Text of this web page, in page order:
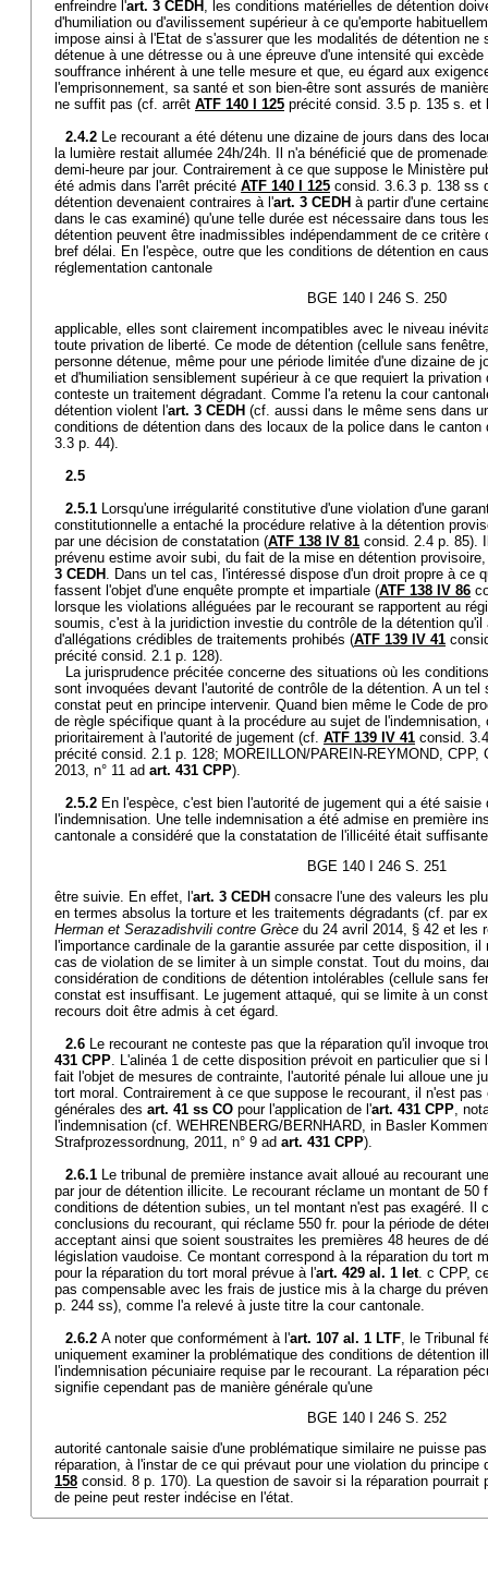
enfreindre l'art. 3 CEDH , les conditions matérielles de détention
d'humiliation ou d'avilissement supérieur à ce qu'emporte
impose ainsi à l'Etat de s'assurer que les modalités de détention ne
détenue à une détresse ou à une épreuve d'une intensité qui
souffrance inhérent à une telle mesure et que, eu égard aux
l'emprisonnement, sa santé et son bien-être sont assurés de
ne suffit pas (cf. arrêt ATF 140 I 125 précité consid. 3.5 p. 135 s. et
2.4.2 Le recourant a été détenu une dizaine de jours dans des
la lumière restait allumée 24h/24h. Il n'a bénéficié que de
demi-heure par jour. Contrairement à ce que suppose le Ministère
été admis dans l'arrêt précité ATF 140 I 125 consid. 3.6.3 p. 138 ss
détention devenaient contraires à l'art. 3 CEDH à partir d'une
dans le cas examiné) qu'une telle durée est nécessaire dans tous
détention peuvent être inadmissibles indépendamment de ce critère
bref délai. En l'espèce, outre que les conditions de détention en
réglementation cantonale
BGE 140 I 246 S. 250
applicable, elles sont clairement incompatibles avec le niveau
toute privation de liberté. Ce mode de détention (cellule sans
personne détenue, même pour une période limitée d'une dizaine de
et d'humiliation sensiblement supérieur à ce que requiert la
conteste un traitement dégradant. Comme l'a retenu la cour
détention violent l'art. 3 CEDH (cf. aussi dans le même sens dans
conditions de détention dans des locaux de la police dans le canton
3.3 p. 44).
2.5
2.5.1 Lorsqu'une irrégularité constitutive d'une violation d'une
constitutionnelle a entaché la procédure relative à la détention
par une décision de constatation (ATF 138 IV 81 consid. 2.4 p. 85).
prévenu estime avoir subi, du fait de la mise en détention
3 CEDH . Dans un tel cas, l'intéressé dispose d'un droit propre à ce
fassent l'objet d'une enquête prompte et impartiale (ATF 138 IV 86
lorsque les violations alléguées par le recourant se rapportent au
soumis, c'est à la juridiction investie du contrôle de la détention qu'il
d'allégations crédibles de traitements prohibés (ATF 139 IV 41
précité consid. 2.1 p. 128).
La jurisprudence précitée concerne des situations où les
sont invoquées devant l'autorité de contrôle de la détention. A un tel
constat peut en principe intervenir. Quand bien même le Code de
de règle spécifique quant à la procédure au sujet de
prioritairement à l'autorité de jugement (cf. ATF 139 IV 41 consid.
précité consid. 2.1 p. 128; MOREILLON/PAREIN-REYMOND, CPP,
2013, n° 11 ad art. 431 CPP).
2.5.2 En l'espèce, c'est bien l'autorité de jugement qui a été saisie
l'indemnisation. Une telle indemnisation a été admise en première
cantonale a considéré que la constatation de l'illicéité était
BGE 140 I 246 S. 251
être suivie. En effet, l'art. 3 CEDH consacre l'une des valeurs les
en termes absolus la torture et les traitements dégradants (cf. par
Herman et Serazadishvili contre Grèce du 24 avril 2014, § 42 et les
l'importance cardinale de la garantie assurée par cette disposition,
cas de violation de se limiter à un simple constat. Tout du moins,
considération de conditions de détention intolérables (cellule sans
constat est insuffisant. Le jugement attaqué, qui se limite à un
recours doit être admis à cet égard.
2.6 Le recourant ne conteste pas que la réparation qu'il invoque
431 CPP. L'alinéa 1 de cette disposition prévoit en particulier que
fait l'objet de mesures de contrainte, l'autorité pénale lui alloue une
tort moral. Contrairement à ce que suppose le recourant, il n'est
générales des art. 41 ss CO pour l'application de l'art. 431 CPP,
l'indemnisation (cf. WEHRENBERG/BERNHARD, in Basler
Strafprozessordnung, 2011, n° 9 ad art. 431 CPP).
2.6.1 Le tribunal de première instance avait alloué au recourant
par jour de détention illicite. Le recourant réclame un montant de 50
conditions de détention subies, un tel montant n'est pas exagéré. Il
conclusions du recourant, qui réclame 550 fr. pour la période de
acceptant ainsi que soient soustraites les premières 48 heures de
législation vaudoise. Ce montant correspond à la réparation du tort
pour la réparation du tort moral prévue à l'art. 429 al. 1 let. c CPP,
pas compensable avec les frais de justice mis à la charge du
p. 244 ss), comme l'a relevé à juste titre la cour cantonale.
2.6.2 A noter que conformément à l'art. 107 al. 1 LTF, le Tribunal
uniquement examiner la problématique des conditions de détention
l'indemnisation pécuniaire requise par le recourant. La réparation
signifie cependant pas de manière générale qu'une
BGE 140 I 246 S. 252
autorité cantonale saisie d'une problématique similaire ne puisse
réparation, à l'instar de ce qui prévaut pour une violation du
158 consid. 8 p. 170). La question de savoir si la réparation pourrait
de peine peut rester indécise en l'état.